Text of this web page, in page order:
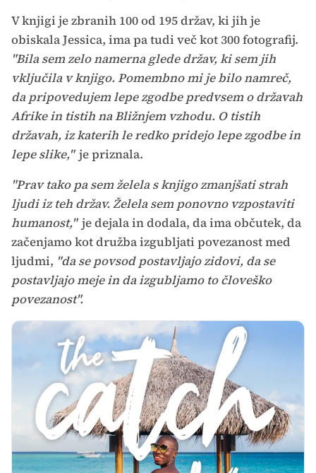
V knjigi je zbranih 100 od 195 držav, ki jih je
obiskala Jessica, ima pa tudi več kot 300 fotografij.
"Bila sem zelo namerna glede držav, ki sem jih
vključila v knjigo. Pomembno mi je bilo namreč,
da pripovedujem lepe zgodbe predvsem o državah
Afrike in tistih na Bližnjem vzhodu. O tistih
državah, iz katerih le redko pridejo lepe zgodbe in
lepe slike," je priznala.
"Prav tako pa sem želela s knjigo zmanjšati strah
ljudi iz teh držav. Želela sem ponovno vzpostaviti
humanost," je dejala in dodala, da ima občutek, da
začenjamo kot družba izgubljati povezanost med
ljudmi, "da se povsod postavljajo zidovi, da se
postavljajo meje in da izgubljamo to človeško
povezanost".